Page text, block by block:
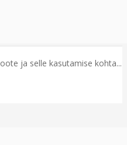
ja selle kasutamise kohta...